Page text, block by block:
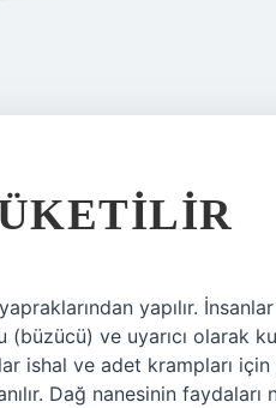
yapılır.
ve uyarıcı olarak
ishal ve adet krampları
Dağ nanesinin faydaları